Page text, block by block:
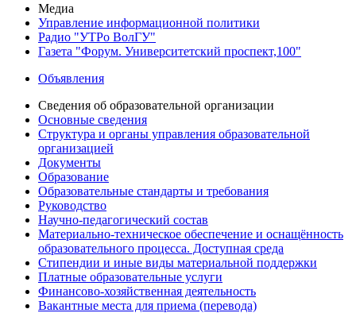
Медиа
Управление информационной политики
Радио "УТРо ВолГУ"
Газета "Форум. Университетский проспект,100"
Объявления
Сведения об образовательной организации
Основные сведения
Структура и органы управления образовательной
организацией
Документы
Образование
Образовательные стандарты и требования
Руководство
Научно-педагогический состав
Материально-техническое обеспечение и оснащённость
образовательного процесса. Доступная среда
Стипендии и иные виды материальной поддержки
Платные образовательные услуги
Финансово-хозяйственная деятельность
Вакантные места для приема (перевода)